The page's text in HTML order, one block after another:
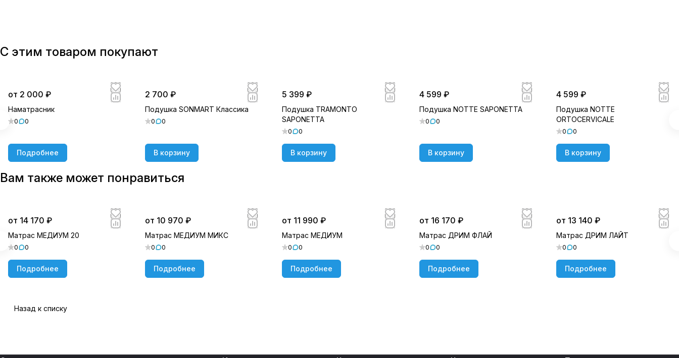
С этим товаром покупают
от 2 000 ₽
Наматрасник
0 0
Подробнее
2 700 ₽
Подушка SONMART Классика
0 0
В корзину
5 399 ₽
Подушка TRAMONTO
SAPONETTA
0 0
В корзину
4 599 ₽
Подушка NOTTE SAPONETTA
0 0
В корзину
4 599 ₽
Подушка NOTTE
ORTOCERVICALE
0 0
В корзину
Вам также может понравиться
от 14 170 ₽
Матрас МЕДИУМ 20
0 0
Подробнее
от 10 970 ₽
Матрас МЕДИУМ МИКС
0 0
Подробнее
от 11 990 ₽
Матрас МЕДИУМ
0 0
Подробнее
от 16 170 ₽
Матрас ДРИМ ФЛАЙ
0 0
Подробнее
от 13 140 ₽
Матрас ДРИМ ЛАЙТ
0 0
Подробнее
Назад к списку